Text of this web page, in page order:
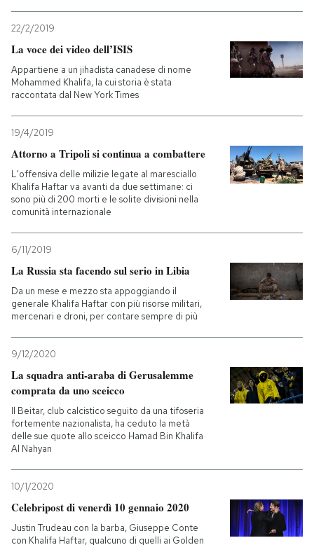
22/2/2019
La voce dei video dell’ISIS
Appartiene a un jihadista canadese di nome
Mohammed Khalifa, la cui storia è stata
raccontata dal New York Times
19/4/2019
Attorno a Tripoli si continua a combattere
L'offensiva delle milizie legate al maresciallo
Khalifa Haftar va avanti da due settimane: ci
sono più di 200 morti e le solite divisioni nella
comunità internazionale
6/11/2019
La Russia sta facendo sul serio in Libia
Da un mese e mezzo sta appoggiando il
generale Khalifa Haftar con più risorse militari,
mercenari e droni, per contare sempre di più
9/12/2020
La squadra anti-araba di Gerusalemme
comprata da uno sceicco
Il Beitar, club calcistico seguito da una tifoseria
fortemente nazionalista, ha ceduto la metà
delle sue quote allo sceicco Hamad Bin Khalifa
Al Nahyan
10/1/2020
Celebripost di venerdì 10 gennaio 2020
Justin Trudeau con la barba, Giuseppe Conte
con Khalifa Haftar, qualcuno di quelli ai Golden